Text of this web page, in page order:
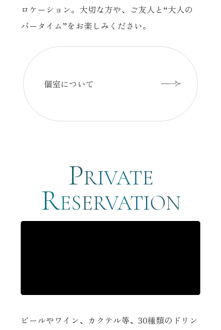
ロケーション。大切な方や、ご友人と“大人の
バータイム”をお楽しみください。
個室について
の詳細はこちら
ビールやワイン、カクテル等、30種類のドリン
PRIVATE
RESERVATION